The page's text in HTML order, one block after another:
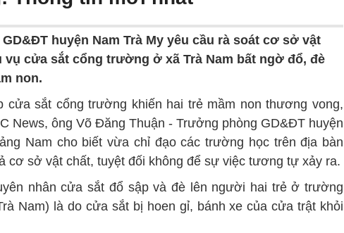
GD&ĐT huyện Nam Trà My yêu cầu rà soát cơ sở vật
cửa sắt cổng trường ở xã Trà Nam bất ngờ đổ, đè
non.
cửa sắt cổng trường khiến hai trẻ mầm non thương vong,
News, ông Võ Đăng Thuận - Trưởng phòng GD&ĐT huyện
Nam cho biết vừa chỉ đạo các trường học trên địa bàn
cơ sở vật chất, tuyệt đối không để sự việc tương tự xảy ra.
nhân cửa sắt đổ sập và đè lên người hai trẻ ở trường
Nam) là do cửa sắt bị hoen gỉ, bánh xe của cửa trật khỏi